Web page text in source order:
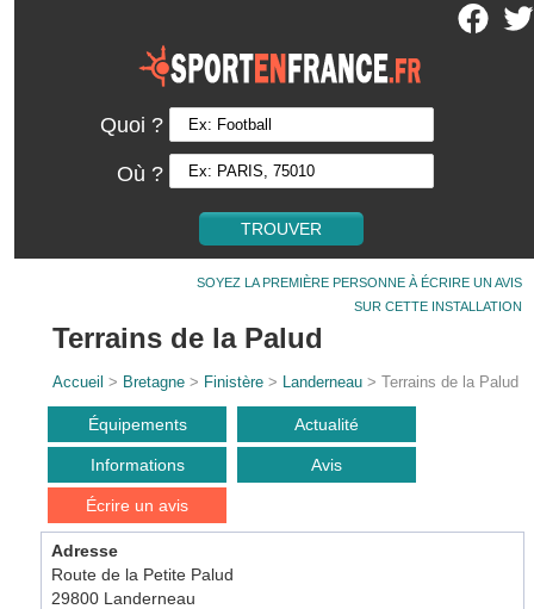
Quoi ?
Où ?
SOYEZ LA PREMIÈRE PERSONNE À ÉCRIRE UN AVIS
SUR CETTE INSTALLATION
Terrains de la Palud
Accueil > Bretagne > Finistère > Landerneau > Terrains de la Palud
Équipements Actualité
Informations Avis
Écrire un avis
Adresse
Route de la Petite Palud
29800 Landerneau